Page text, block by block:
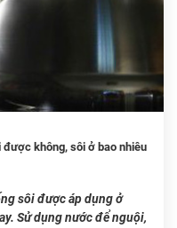
không, sôi ở bao nhiêu
sôi được áp dụng ở
Sử dụng nước để nguội,